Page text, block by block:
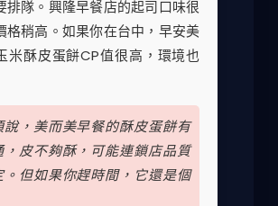
排隊。興隆早餐店的起司口味很
格稍高。如果你在台中，早安美
米酥皮蛋餅CP值很高，環境也
說，美而美早餐的酥皮蛋餅有
，皮不夠酥，可能連鎖店品質
。但如果你趕時間，它還是個